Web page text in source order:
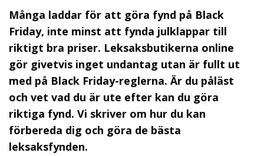
Många laddar för att göra fynd på Black
Friday, inte minst att fynda julklappar till
riktigt bra priser. Leksaksbutikerna online
gör givetvis inget undantag utan är fullt ut
med på Black Friday-reglerna. Är du påläst
och vet vad du är ute efter kan du göra
riktiga fynd. Vi skriver om hur du kan
förbereda dig och göra de bästa
leksaksfynden.